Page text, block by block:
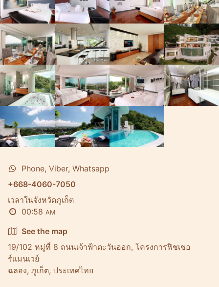
Phone, Viber, Whatsapp
+668-4060-7050
เวลาในจังหวัดภูเก็ต
00:58 AM
See the map
19/102 หมู่ที่ 8 ถนนเจ้าฟ้าตะวันออก, โครงการฟิชเชอ
ร์เเมนเวย์
ฉลอง, ภูเก็ต, ประเทศไทย